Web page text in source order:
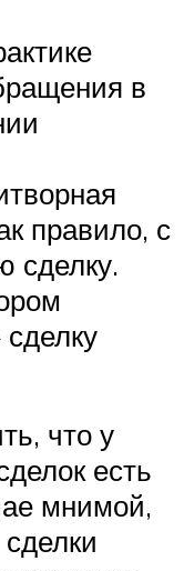
в
правило, с
сделку.
что у
есть
мнимой,